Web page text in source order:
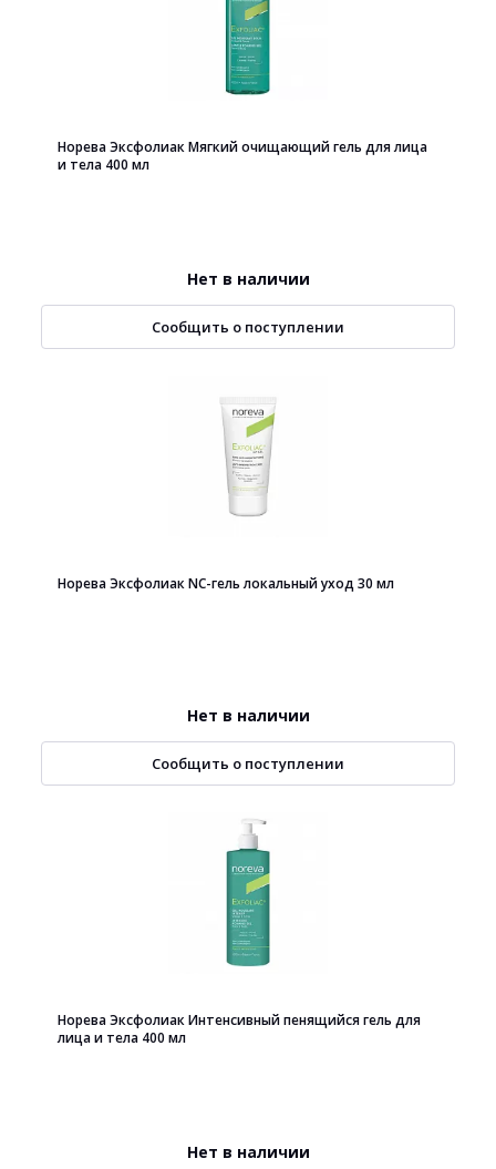
Норева Эксфолиак Мягкий очищающий гель для лица
и тела 400 мл
Нет в наличии
Сообщить о поступлении
Норева Эксфолиак NC-гель локальный уход 30 мл
Нет в наличии
Сообщить о поступлении
Норева Эксфолиак Интенсивный пенящийся гель для
лица и тела 400 мл
Нет в наличии